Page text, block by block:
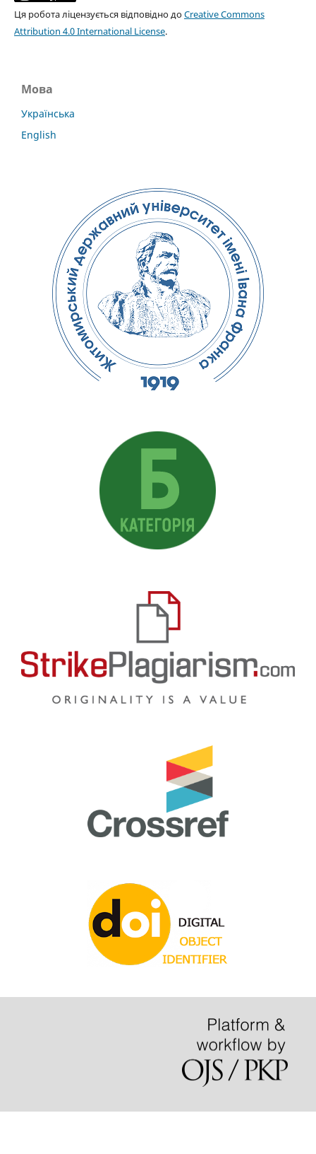
Ця робота ліцензується відповідно доCreative Commons
Attribution 4.0 International License.
Мова
Українська
English